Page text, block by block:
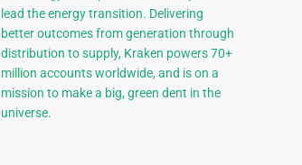
lead the energy transition. Delivering
better outcomes from generation through
distribution to supply, Kraken powers 70+
million accounts worldwide, and is on a
mission to make a big, green dent in the
universe.